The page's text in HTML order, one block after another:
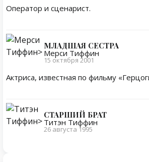
Оператор и сценарист.
МЛАДШАЯ СЕСТРА
Мерси Тиффин
15 октября 2001
Актриса, известная по фильму
СТАРШИЙ БРАТ
Титэн Тиффин
26 августа 1995